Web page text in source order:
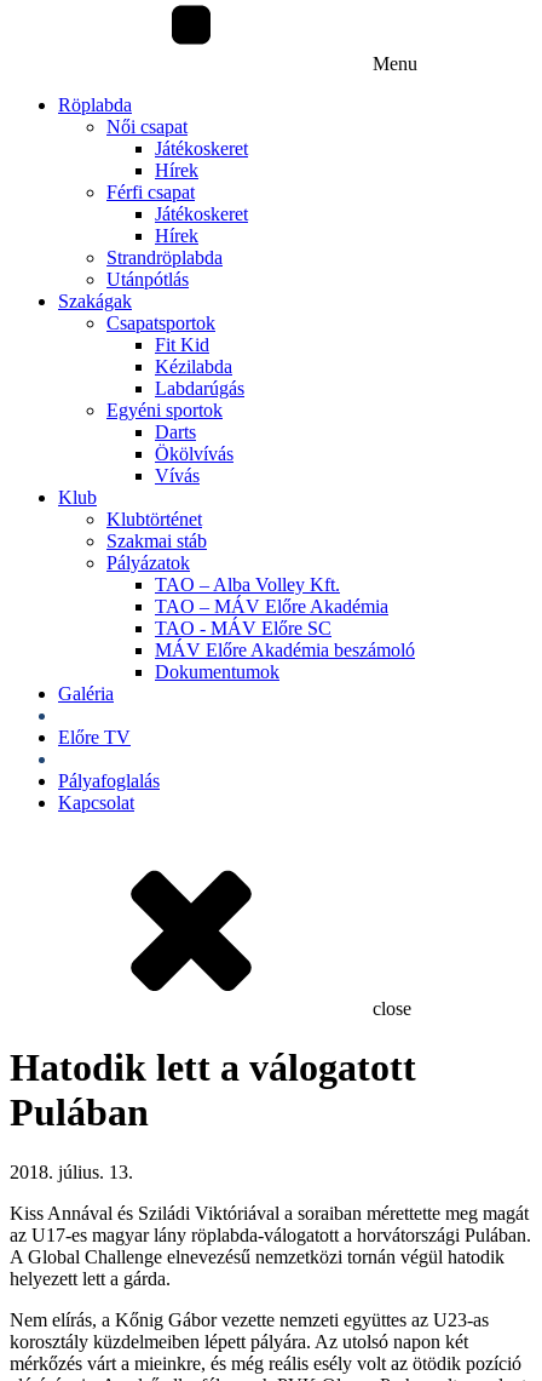
Menu
Röplabda
Női csapat
Játékoskeret
Hírek
Férfi csapat
Játékoskeret
Hírek
Strandröplabda
Utánpótlás
Szakágak
Csapatsportok
Fit Kid
Kézilabda
Labdarúgás
Egyéni sportok
Darts
Ökölvívás
Vívás
Klub
Klubtörténet
Szakmai stáb
Pályázatok
TAO – Alba Volley Kft.
TAO – MÁV Előre Akadémia
TAO - MÁV Előre SC
MÁV Előre Akadémia beszámoló
Dokumentumok
Galéria
Előre TV
Pályafoglalás
Kapcsolat
close
Hatodik lett a válogatott
Pulában
2018. július. 13.
Kiss Annával és Sziládi Viktóriával a soraiban mérettette meg magát
az U17-es magyar lány röplabda-válogatott a horvátországi Pulában.
A Global Challenge elnevezésű nemzetközi tornán végül hatodik
helyezett lett a gárda.
Nem elírás, a Kőnig Gábor vezette nemzeti együttes az U23-as
korosztály küzdelmeiben lépett pályára. Az utolsó napon két
mérkőzés várt a mieinkre, és még reális esély volt az ötödik pozíció